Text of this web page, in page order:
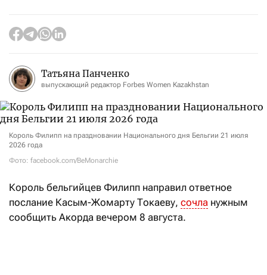
Татьяна Панченко
выпускающий редактор Forbes Women Kazakhstan
Король Филипп на праздновании Национального дня Бельгии 21 июля
2026 года
Фото: facebook.com/BeMonarchie
Король бельгийцев Филипп направил ответное
послание Касым-Жомарту Токаеву, сочла нужным
сообщить Акорда вечером 8 августа.